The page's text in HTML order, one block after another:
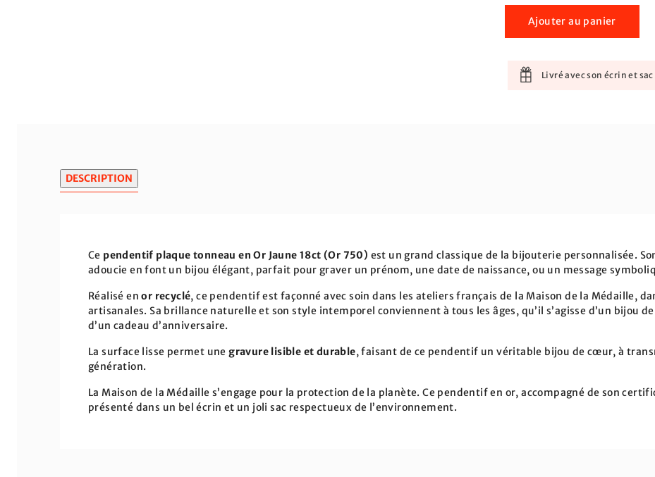
Ajouter au panier
Livré avec son écrin et
DESCRIPTION
Ce pendentif plaque tonneau en Or Jaune 18ct (Or 750) est un grand classique de la bijouterie personnalisée.
adoucie en font un bijou élégant, parfait pour graver un prénom, une date de naissance, ou un message
Réalisé enor recyclé, ce pendentif est façonné avec soin dans les ateliers français de la Maison de la Médaille,
artisanales. Sa brillance naturelle et son style intemporel conviennent à tous les âges, qu’il s’agisse d’un bijou
d’un cadeau d’anniversaire.
La surface lisse permet unegravure lisible et durable, faisant de ce pendentif un véritable bijou de cœur, à
génération.
La Maison de la Médaille s’engage pour la protection de la planète. Ce pendentif en or, accompagné de son
présenté dans un bel écrin et un joli sac respectueux de l’environnement.